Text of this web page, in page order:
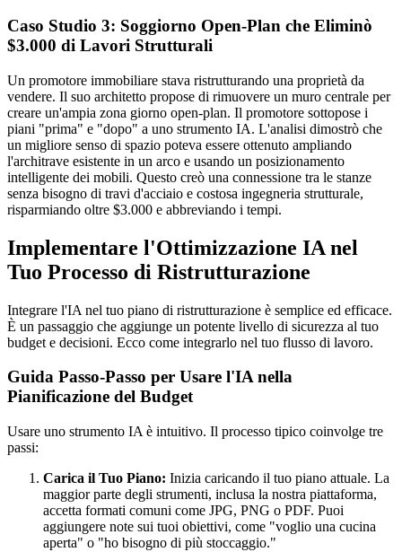
Caso Studio 3: Soggiorno Open-Plan che Eliminò
$3.000 di Lavori Strutturali
Un promotore immobiliare stava ristrutturando una proprietà da
vendere. Il suo architetto propose di rimuovere un muro centrale per
creare un'ampia zona giorno open-plan. Il promotore sottopose i
piani "prima" e "dopo" a uno strumento IA. L'analisi dimostrò che
un migliore senso di spazio poteva essere ottenuto ampliando
l'architrave esistente in un arco e usando un posizionamento
intelligente dei mobili. Questo creò una connessione tra le stanze
senza bisogno di travi d'acciaio e costosa ingegneria strutturale,
risparmiando oltre $3.000 e abbreviando i tempi.
Implementare l'Ottimizzazione IA nel
Tuo Processo di Ristrutturazione
Integrare l'IA nel tuo piano di ristrutturazione è semplice ed efficace.
È un passaggio che aggiunge un potente livello di sicurezza al tuo
budget e decisioni. Ecco come integrarlo nel tuo flusso di lavoro.
Guida Passo-Passo per Usare l'IA nella
Pianificazione del Budget
Usare uno strumento IA è intuitivo. Il processo tipico coinvolge tre
passi:
Carica il Tuo Piano: Inizia caricando il tuo piano attuale. La
maggior parte degli strumenti, inclusa la nostra piattaforma,
accetta formati comuni come JPG, PNG o PDF. Puoi
aggiungere note sui tuoi obiettivi, come "voglio una cucina
aperta" o "ho bisogno di più stoccaggio."